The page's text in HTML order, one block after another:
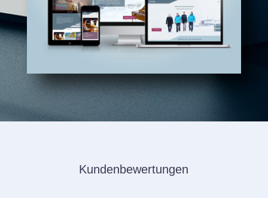
Kundenbewertungen